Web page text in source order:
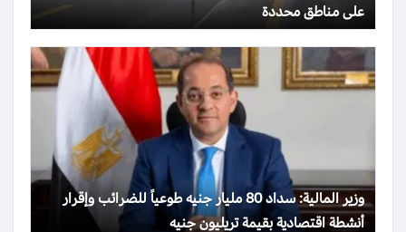
على مناطق محددة
وزير المالية: سداد 80 مليار جنيه طوعياً للضرائب وإقرار
أنشطة اقتصادية بقيمة تريليون جنيه